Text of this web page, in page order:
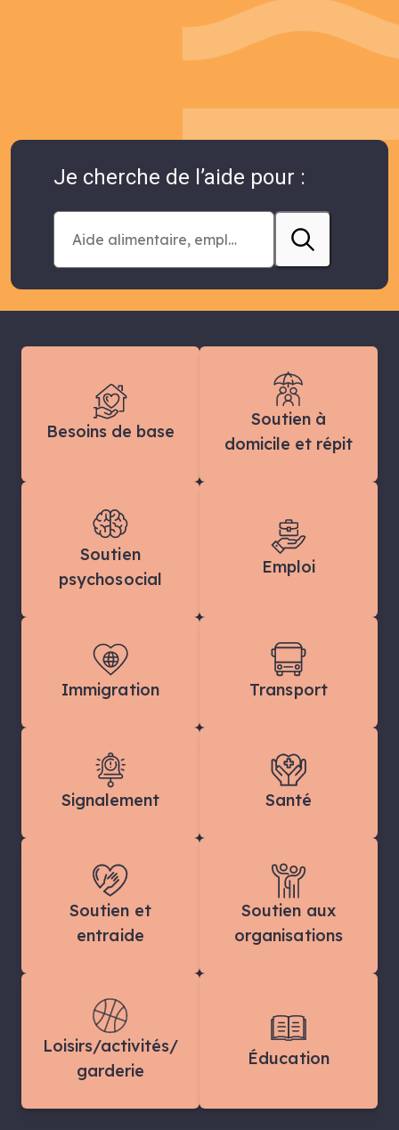
Je cherche de l’aide pour :
Besoins de base
Soutien à
domicile et répit
Soutien
psychosocial
Emploi
Immigration Transport
Signalement Santé
Soutien et
entraide
Soutien aux
organisations
Loisirs/activités/
garderie
Éducation